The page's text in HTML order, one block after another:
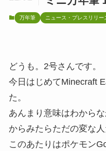
万年筆 ニュース・プレスリリー
どうも。2号さんです。
今日はじめてMinecraft
た。
あんまり意味はわから
からみたらただの変な
このあたりはポケモン